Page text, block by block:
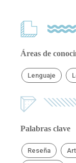
Áreas de
Lenguaje
Palabras clave
Reseña